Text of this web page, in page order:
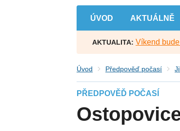
ÚVOD AKTUÁLNĚ
AKTUALITA: Víkend
Úvod Předpověď počasí
PŘEDPOVĚĎ POČASÍ